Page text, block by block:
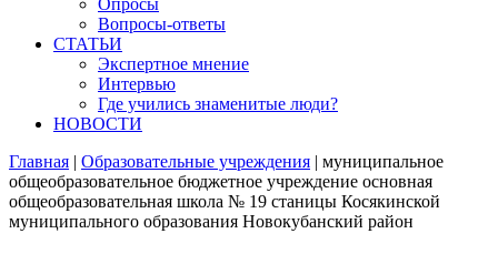
Опросы
Вопросы-ответы
СТАТЬИ
Экспертное мнение
Интервью
Где учились знаменитые люди?
НОВОСТИ
Главная | Образовательные учреждения | муниципальное
общеобразовательное бюджетное учреждение основная
общеобразовательная школа № 19 станицы Косякинской
муниципального образования Новокубанский район